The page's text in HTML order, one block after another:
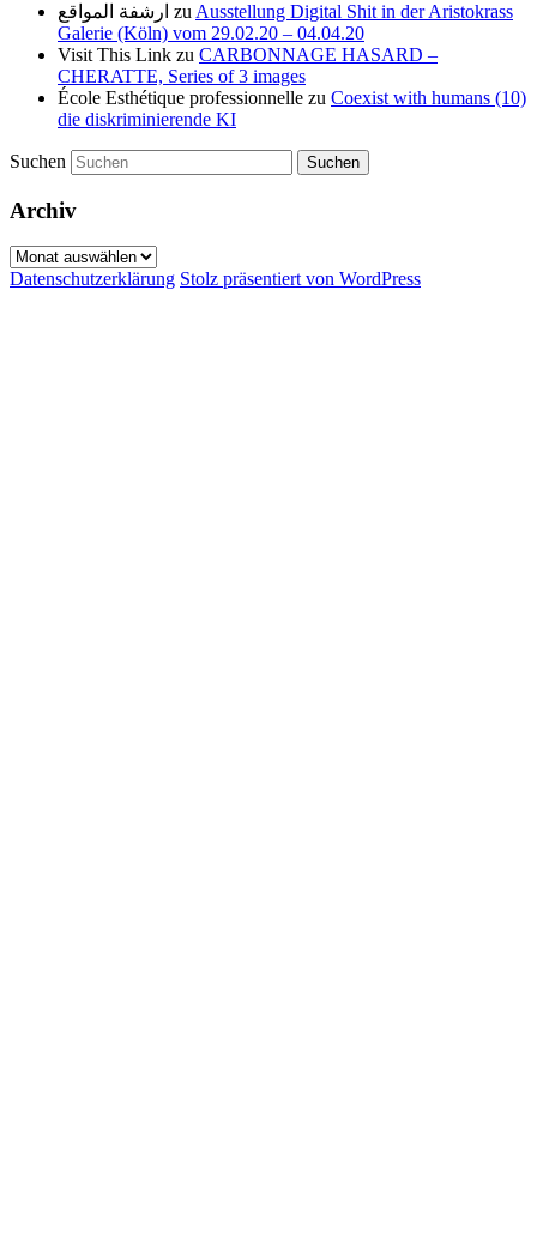
ارشفة المواقع zu Ausstellung Digital Shit in der Aristokrass
Galerie (Köln) vom 29.02.20 – 04.04.20
Visit This Link zu CARBONNAGE HASARD –
CHERATTE, Series of 3 images
École Esthétique professionnelle zu Coexist with humans (10)
die diskriminierende KI
Suchen
Archiv
Archiv
Datenschutzerklärung Stolz präsentiert von WordPress